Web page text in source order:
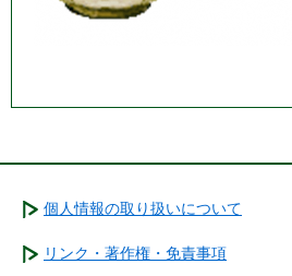
個人情報の取り扱いについて
リンク・著作権・免責事項